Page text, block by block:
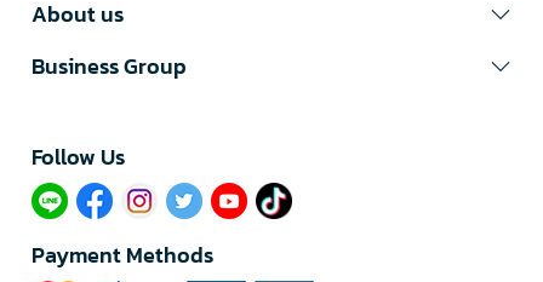
About us
Business Group
Follow Us​
Payment Methods